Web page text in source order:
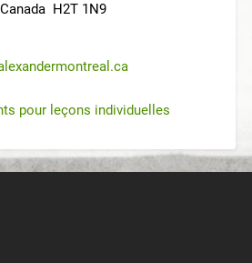
H2T 1N9
pour leçons individuelles